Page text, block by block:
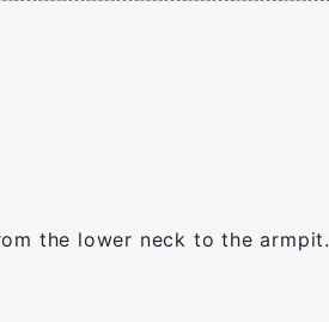
the lower neck to the armpit.